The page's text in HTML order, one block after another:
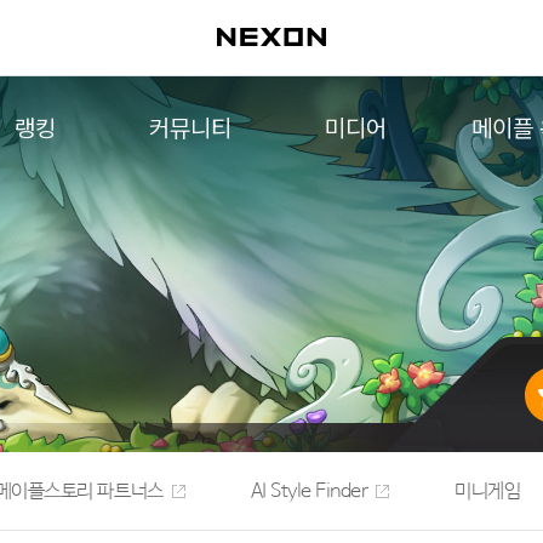
랭킹
텐츠 랭킹
커뮤니티
자유게시판
메이플 아트
메이플 코디
메이플스토리 파트너스
AI Style Finder
미니게임
커뮤니티 아카이브
미디어 메이플
메이플
이플스토리 파트너스 AI Style Finder 미니게임